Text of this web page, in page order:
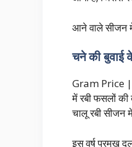
आने वाले सीजन
चने की बुवाई
Gram Price |
में रबी फसलों
चालू रबी सीजन
इस वर्ष प्रमुख